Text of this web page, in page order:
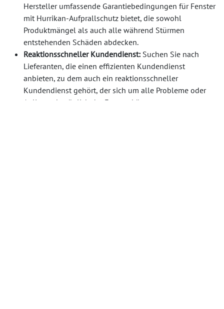
Hersteller umfassende Garantiebedingungen für Fenster
mit Hurrikan-Aufprallschutz bietet, die sowohl
Produktmängel als auch alle während Stürmen
entstehenden Schäden abdecken.
Reaktionsschneller Kundendienst: Suchen Sie nach
Lieferanten, die einen effizienten Kundendienst
anbieten, zu dem auch ein reaktionsschneller
Kundendienst gehört, der sich um alle Probleme oder
Anliegen bezüglich der Fenster kümmert.